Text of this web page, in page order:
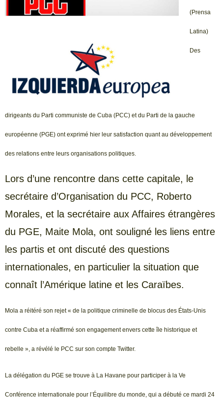
(Prensa
Latina)
Des
dirigeants du Parti communiste de Cuba (PCC) et du Parti de la gauche
européenne (PGE) ont exprimé hier leur satisfaction quant au développement
des relations entre leurs organisations politiques.
Lors d’une rencontre dans cette capitale, le
secrétaire d’Organisation du PCC, Roberto
Morales, et la secrétaire aux Affaires étrangères
du PGE, Maite Mola, ont souligné les liens entre
les partis et ont discuté des questions
internationales, en particulier la situation que
connaît l’Amérique latine et les Caraïbes.
Mola a réitéré son rejet « de la politique criminelle de blocus des États-Unis
contre Cuba et a réaffirmé son engagement envers cette île historique et
rebelle », a révélé le PCC sur son compte Twitter.
La délégation du PGE se trouve à La Havane pour participer à la Ve
Conférence internationale pour l’Équilibre du monde, qui a débuté ce mardi 24